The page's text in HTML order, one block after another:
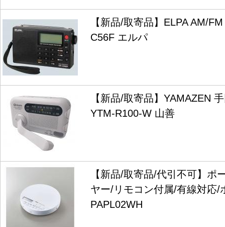
【新品/取寄品】ELPA AM/
C56F エルパ
【新品/取寄品】YAMAZEN
YTM-R100-W 山善
【新品/取寄品/代引不可】ポ
ヤー/リモコン付属/有線対応/
PAPL02WH